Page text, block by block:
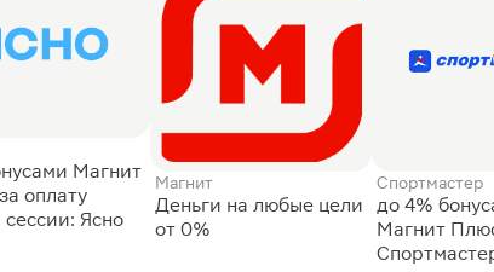
Магнит
оплату
Ясно
Магнит
Деньги на любые цели
от 0%
Спортмастер
до 4%
Магнит